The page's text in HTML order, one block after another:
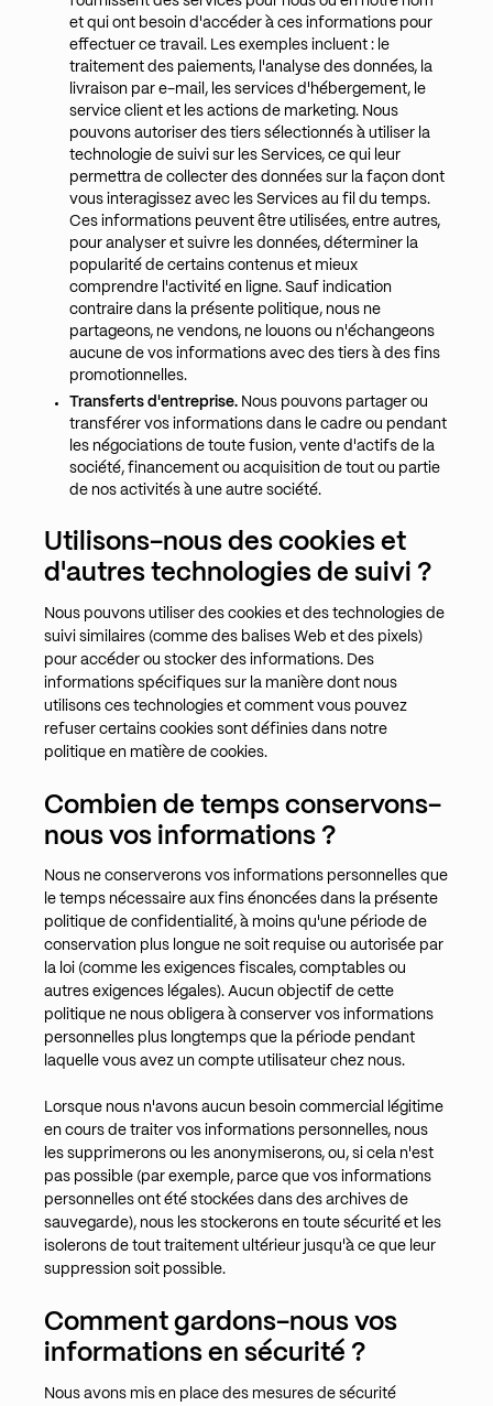
et qui ont besoin d'accéder à ces informations pour
effectuer ce travail. Les exemples incluent : le
traitement des paiements, l'analyse des données, la
livraison par e-mail, les services d'hébergement, le
service client et les actions de marketing. Nous
pouvons autoriser des tiers sélectionnés à utiliser la
technologie de suivi sur les Services, ce qui leur
permettra de collecter des données sur la façon dont
vous interagissez avec les Services au fil du temps.
Ces informations peuvent être utilisées, entre autres,
pour analyser et suivre les données, déterminer la
popularité de certains contenus et mieux
comprendre l'activité en ligne. Sauf indication
contraire dans la présente politique, nous ne
partageons, ne vendons, ne louons ou n'échangeons
aucune de vos informations avec des tiers à des fins
promotionnelles.
Transferts d'entreprise. Nous pouvons partager ou
transférer vos informations dans le cadre ou pendant
les négociations de toute fusion, vente d'actifs de la
société, financement ou acquisition de tout ou partie
de nos activités à une autre société.
Utilisons-nous des cookies et
d'autres technologies de suivi ?
Nous pouvons utiliser des cookies et des technologies de
suivi similaires (comme des balises Web et des pixels)
pour accéder ou stocker des informations. Des
informations spécifiques sur la manière dont nous
utilisons ces technologies et comment vous pouvez
refuser certains cookies sont définies dans notre
politique en matière de cookies.
Combien de temps conservons-
nous vos informations ?
Nous ne conserverons vos informations personnelles que
le temps nécessaire aux fins énoncées dans la présente
politique de confidentialité, à moins qu'une période de
conservation plus longue ne soit requise ou autorisée par
la loi (comme les exigences fiscales, comptables ou
autres exigences légales). Aucun objectif de cette
politique ne nous obligera à conserver vos informations
personnelles plus longtemps que la période pendant
laquelle vous avez un compte utilisateur chez nous.
Lorsque nous n'avons aucun besoin commercial légitime
en cours de traiter vos informations personnelles, nous
les supprimerons ou les anonymiserons, ou, si cela n'est
pas possible (par exemple, parce que vos informations
personnelles ont été stockées dans des archives de
sauvegarde), nous les stockerons en toute sécurité et les
isolerons de tout traitement ultérieur jusqu'à ce que leur
suppression soit possible.
Comment gardons-nous vos
informations en sécurité ?
Nous avons mis en place des mesures de sécurité